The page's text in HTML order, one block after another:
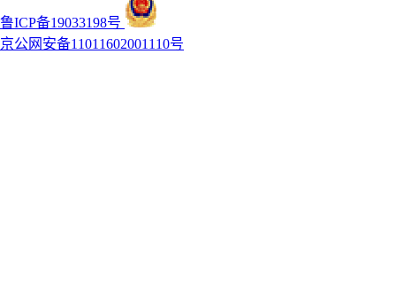
鲁ICP备19033198号
京公网安备11011602001110号